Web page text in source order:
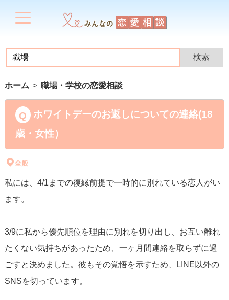
ホーム 職場・学校の恋愛相談
ホワイトデーのお返しについての連絡(18
歳・女性）
全般
私には、4/1までの復縁前提で一時的に別れている恋人がい
ます。
3/9に私から優先順位を理由に別れを切り出し、お互い離れ
たくない気持ちがあったため、一ヶ月間連絡を取らずに過
ごすと決めました。彼もその覚悟を示すため、LINE以外の
SNSを切っています。